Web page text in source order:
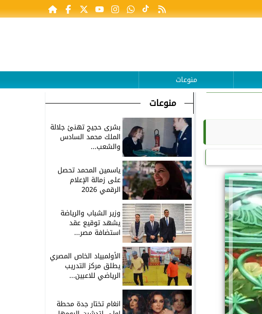
منوعات
منوعات
بشرى حجيج تهنئ جلالة
الملك محمد السادس
والشعب...
ياسمين المحمد تحصل
على زمالة الإعلام
الرقمي 2026
وزير الشباب والرياضة
يشهد توقيع عقد
استضافة مصر...
الأولمبياد الخاص المصري
يطلق مركز التدريب
الرياضي للاعبين...
انغام تختار جدة محطة